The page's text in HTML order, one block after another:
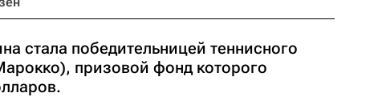
стала победительницей теннисного
призовой фонд которого